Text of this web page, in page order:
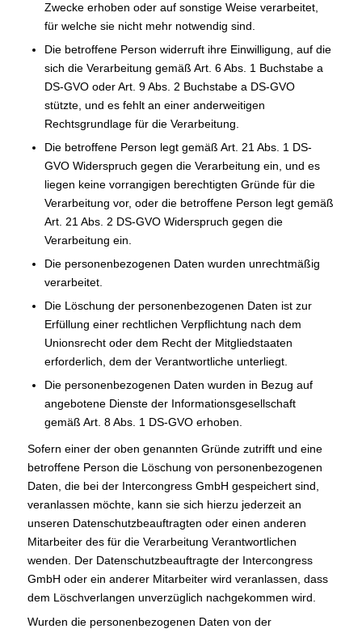
Zwecke erhoben oder auf sonstige Weise verarbeitet,
für welche sie nicht mehr notwendig sind.
Die betroffene Person widerruft ihre Einwilligung, auf die
sich die Verarbeitung gemäß Art. 6 Abs. 1 Buchstabe a
DS-GVO oder Art. 9 Abs. 2 Buchstabe a DS-GVO
stützte, und es fehlt an einer anderweitigen
Rechtsgrundlage für die Verarbeitung.
Die betroffene Person legt gemäß Art. 21 Abs. 1 DS-
GVO Widerspruch gegen die Verarbeitung ein, und es
liegen keine vorrangigen berechtigten Gründe für die
Verarbeitung vor, oder die betroffene Person legt gemäß
Art. 21 Abs. 2 DS-GVO Widerspruch gegen die
Verarbeitung ein.
Die personenbezogenen Daten wurden unrechtmäßig
verarbeitet.
Die Löschung der personenbezogenen Daten ist zur
Erfüllung einer rechtlichen Verpflichtung nach dem
Unionsrecht oder dem Recht der Mitgliedstaaten
erforderlich, dem der Verantwortliche unterliegt.
Die personenbezogenen Daten wurden in Bezug auf
angebotene Dienste der Informationsgesellschaft
gemäß Art. 8 Abs. 1 DS-GVO erhoben.
Sofern einer der oben genannten Gründe zutrifft und eine
betroffene Person die Löschung von personenbezogenen
Daten, die bei der Intercongress GmbH gespeichert sind,
veranlassen möchte, kann sie sich hierzu jederzeit an
unseren Datenschutzbeauftragten oder einen anderen
Mitarbeiter des für die Verarbeitung Verantwortlichen
wenden. Der Datenschutzbeauftragte der Intercongress
GmbH oder ein anderer Mitarbeiter wird veranlassen, dass
dem Löschverlangen unverzüglich nachgekommen wird.
Wurden die personenbezogenen Daten von der